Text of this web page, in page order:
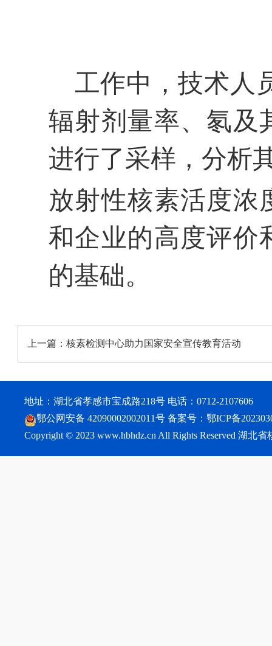
工作中，技术人
辐射剂量率、氡及
进行了采样，分析
放射性核素活度浓
和企业的高度评价
的基础。
上一篇： 核素检测中心助力国家安全宣传教育活动
地址：湖北省孝感市宝成路218号 电话：0712-2107606
鄂公网安备 42090002002011号 备案号： 鄂ICP备
Copyright © 2023 www.hbhdz.cn All Rights Reserved 湖北